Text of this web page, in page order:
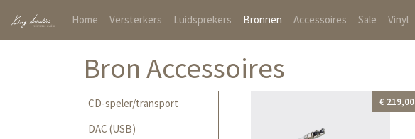
Home(current)
Versterkers Luidsprekers Bronnen Accessoires Sale Vinyl
Bron Accessoires
CD-speler/transport
DAC (USB)
€ 219,00